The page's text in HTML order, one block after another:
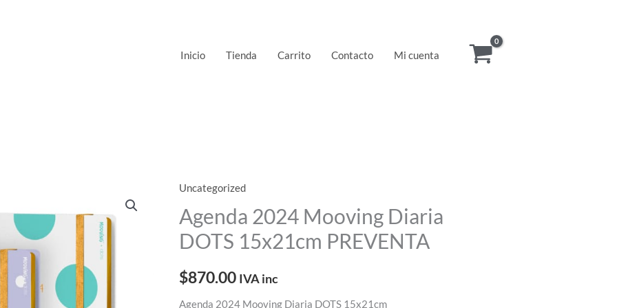
Inicio Tienda Carrito Contacto Mi cuenta
Uncategorized
Agenda 2024 Mooving Diaria
DOTS 15x21cm PREVENTA
$870.00 IVA inc
Agenda 2024 Mooving Diaria DOTS 15x21cm
Agenda
2024
Mooving
Diaria
15x21cm
PREVENTA